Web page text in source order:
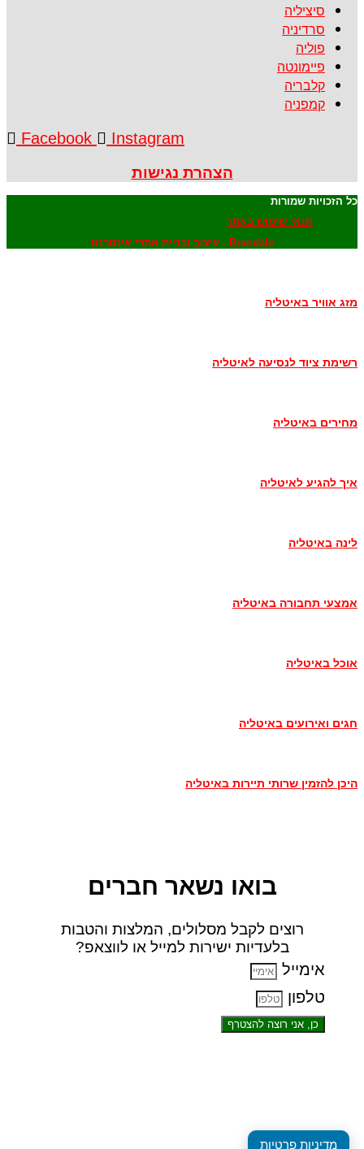
סיציליה
סרדיניה
פוליה
פיימונטה
קלבריה
קמפניה
Facebook Instagram
הצהרת נגישות
כל הזכויות שמורות
תנאי שימוש באתר
Brandale - עיצוב ובניית אתרי אינטרנט
מדיניות פרטיות
מזג אוויר באיטליה
רשימת ציוד לנסיעה לאיטליה
מחירים באיטליה
איך להגיע לאיטליה
לינה באיטליה
אמצעי תחבורה באיטליה
אוכל באיטליה
חגים ואירועים באיטליה
היכן להזמין שרותי תיירות באיטליה
בואו נשאר חברים
רוצים לקבל מסלולים, המלצות והטבות
בלעדיות ישירות למייל או לווצאפ?
אימייל
טלפון
כן, אני רוצה להצטרף